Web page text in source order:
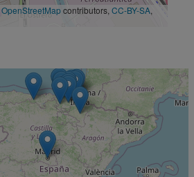
OpenStreetMapcontributors, CC-BY-SA,